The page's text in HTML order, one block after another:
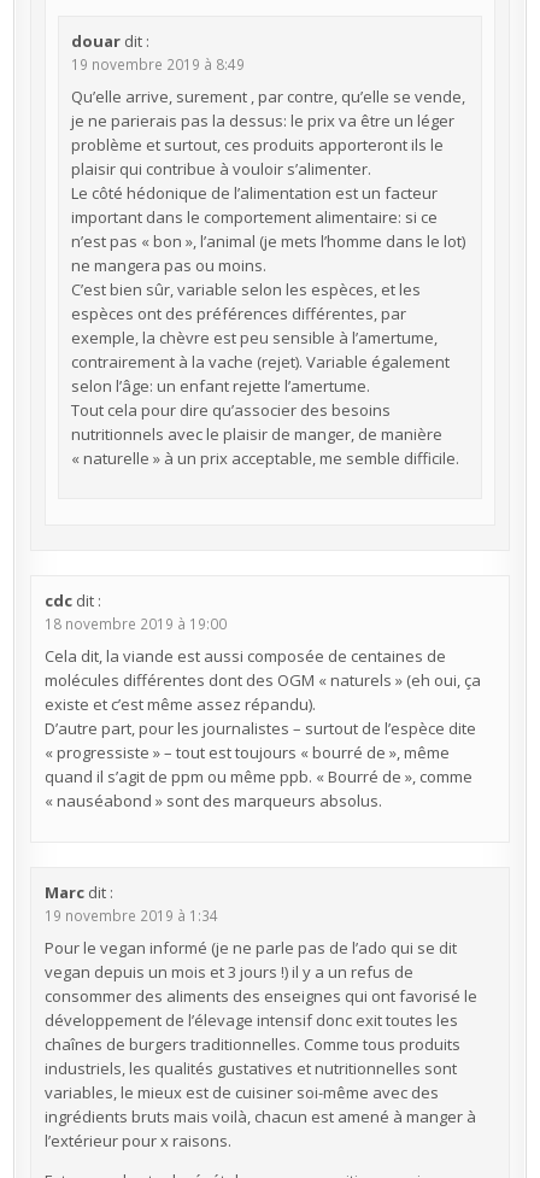
douar dit :
19 novembre 2019 à 8:49
Qu’elle arrive, surement , par contre, qu’elle se vende,
je ne parierais pas la dessus: le prix va être un léger
problème et surtout, ces produits apporteront ils le
plaisir qui contribue à vouloir s’alimenter.
Le côté hédonique de l’alimentation est un facteur
important dans le comportement alimentaire: si ce
n’est pas « bon », l’animal (je mets l’homme dans le lot)
ne mangera pas ou moins.
C’est bien sûr, variable selon les espèces, et les
espèces ont des préférences différentes, par
exemple, la chèvre est peu sensible à l’amertume,
contrairement à la vache (rejet). Variable également
selon l’âge: un enfant rejette l’amertume.
Tout cela pour dire qu’associer des besoins
nutritionnels avec le plaisir de manger, de manière
« naturelle » à un prix acceptable, me semble difficile.
cdc dit :
18 novembre 2019 à 19:00
Cela dit, la viande est aussi composée de centaines de
molécules différentes dont des OGM « naturels » (eh oui, ça
existe et c’est même assez répandu).
D’autre part, pour les journalistes – surtout de l’espèce dite
« progressiste » – tout est toujours « bourré de », même
quand il s’agit de ppm ou même ppb. « Bourré de », comme
« nauséabond » sont des marqueurs absolus.
Marc dit :
19 novembre 2019 à 1:34
Pour le vegan informé (je ne parle pas de l’ado qui se dit
vegan depuis un mois et 3 jours !) il y a un refus de
consommer des aliments des enseignes qui ont favorisé le
développement de l’élevage intensif donc exit toutes les
chaînes de burgers traditionnelles. Comme tous produits
industriels, les qualités gustatives et nutritionnelles sont
variables, le mieux est de cuisiner soi-même avec des
ingrédients bruts mais voilà, chacun est amené à manger à
l’extérieur pour x raisons.